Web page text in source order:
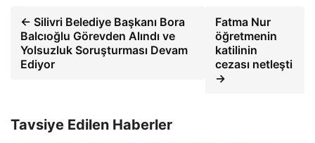
← Silivri Belediye Başkanı Bora
Balcıoğlu Görevden Alındı ve
Yolsuzluk Soruşturması Devam
Ediyor
Fatma Nur
öğretmenin
katilinin
cezası netleşti
→
Tavsiye Edilen Haberler